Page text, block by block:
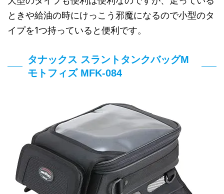
ときや給油の時にけっこう邪魔になるので小型のタ
イプを1つ持っていると便利です。
タナックス スラントタンクバッグM
モトフィズ MFK-084